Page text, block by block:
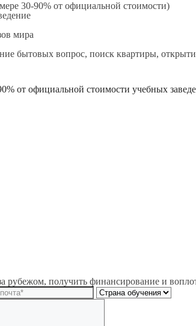
30-90% от официальной стоимости)
мира
бытовых вопрос, поиск квартиры,
от официальной стоимости учебных
получить финансирование и